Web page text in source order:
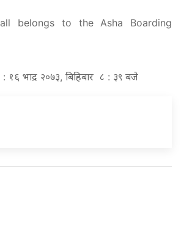
belongs to the Asha Boarding
: १६ भाद्र २०७३, बिहिबार ८ : ३९ बजे